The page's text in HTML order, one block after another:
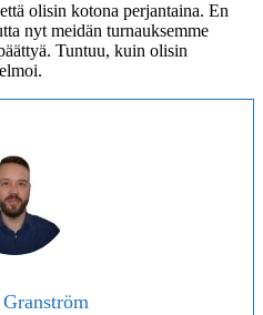
olisin kotona perjantaina. En
nyt meidän turnauksemme
Tuntuu, kuin olisin